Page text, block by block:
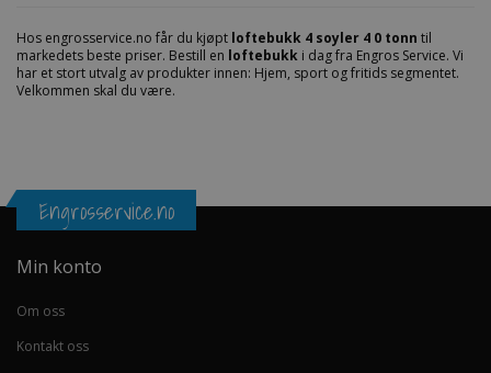
Hos engrosservice.no får du kjøpt loftebukk 4 soyler 4 0 tonn til
markedets beste priser. Bestill en loftebukk i dag fra Engros Service. Vi
har et stort utvalg av produkter innen: Hjem, sport og fritids segmentet.
Velkommen skal du være.
Engrosservice.no
Min konto
Om oss
Kontakt oss